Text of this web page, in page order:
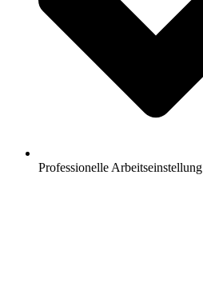
Professionelle Arbeitseinstellung